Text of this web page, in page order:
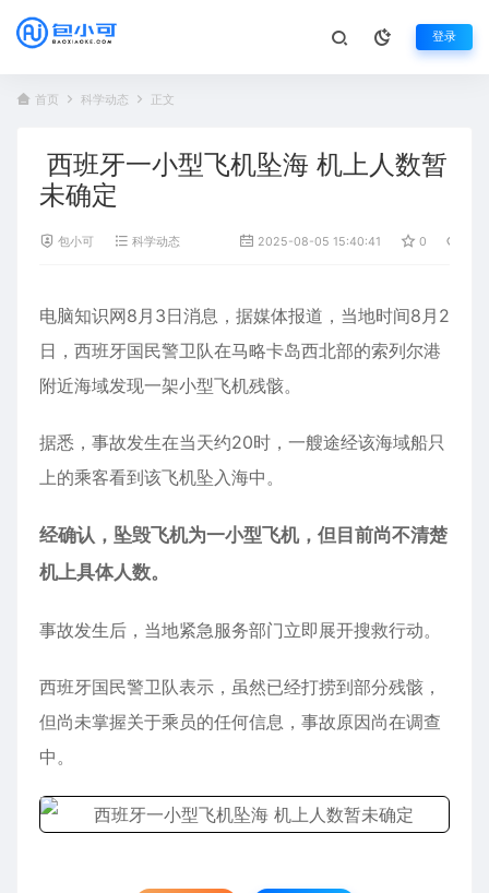
登录
首页 科学动态 正文
西班牙一小型飞机坠海 机上人数暂
未确定
包小可 科学动态 2025-08-05 15:40:41 0
电脑知识网8月3日消息，据媒体报道，当地时间8月2
日， 西班牙国民警卫队在马略卡岛西北部的索列尔港
附近海域发现一架小型飞机残骸。
据悉，事故发生在当天约20时，一艘途经该海域船只
上的乘客看到该飞机坠入海中。
经确认，坠毁飞机为一小型飞机，但目前尚不清楚
机上具体人数。
事故发生后，当地紧急服务部门立即展开搜救行动。
西班牙国民警卫队表示，虽然已经打捞到部分残骸，
但尚未掌握关于乘员的任何信息，事故原因尚在调查
中。